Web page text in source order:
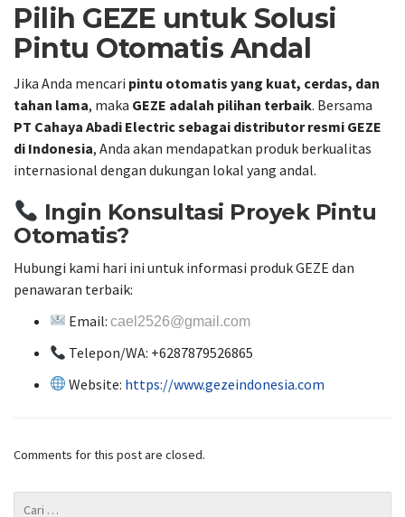
Pilih GEZE untuk Solusi
Pintu Otomatis Andal
Jika Anda mencari pintu otomatis yang kuat, cerdas, dan
tahan lama, maka GEZE adalah pilihan terbaik. Bersama
PT Cahaya Abadi Electric sebagai distributor resmi GEZE
di Indonesia, Anda akan mendapatkan produk berkualitas
internasional dengan dukungan lokal yang andal.
Ingin Konsultasi Proyek Pintu
Otomatis?
Hubungi kami hari ini untuk informasi produk GEZE dan
penawaran terbaik:
Email:cael2526@gmail.com
Telepon/WA: +6287879526865
Website: https://www.gezeindonesia.com
Comments for this post are closed.